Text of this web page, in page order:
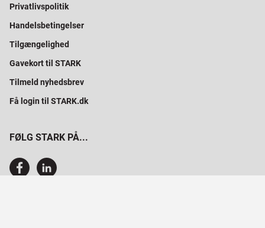
Privatlivspolitik
Handelsbetingelser
Tilgængelighed
Gavekort til STARK
Tilmeld nyhedsbrev
Få login til STARK.dk
FØLG STARK PÅ...